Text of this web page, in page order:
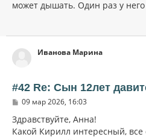
может дышать. Один раз у
Иванова Марина
#42 Re: Сын 12лет
С
о
б
щ
09 мар 2026, 16:03
Здравствуйте, Анна!
Какой Кирилл интересный,